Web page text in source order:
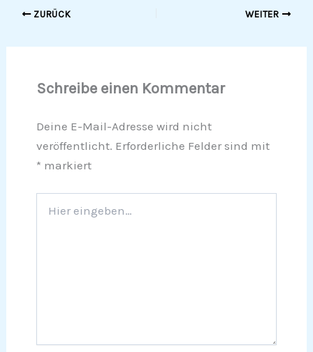
ZURÜCK WEITER
Schreibe einen Kommentar
Deine E-Mail-Adresse wird nicht
veröffentlicht. Erforderliche Felder sind mit
* markiert
eingeben…